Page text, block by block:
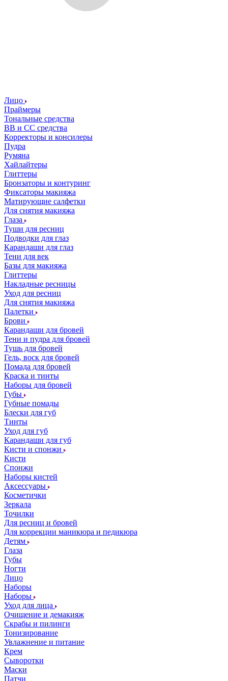
Лицо
Праймеры
Тональные средства
ВВ и СС средства
Корректоры и консилеры
Пудра
Румяна
Хайлайтеры
Глиттеры
Бронзаторы и контуринг
Фиксаторы макияжа
Матирующие салфетки
Для снятия макияжа
Глаза
Туши для ресниц
Подводки для глаз
Карандаши для глаз
Тени для век
Базы для макияжа
Глиттеры
Накладные ресницы
Уход для ресниц
Для снятия макияжа
Палетки
Брови
Карандаши для бровей
Тени и пудра для бровей
Тушь для бровей
Гель, воск для бровей
Помада для бровей
Краска и тинты
Наборы для бровей
Губы
Губные помады
Блески для губ
Тинты
Уход для губ
Карандаши для губ
Кисти и спонжи
Кисти
Спонжи
Наборы кистей
Аксессуары
Косметички
Зеркала
Точилки
Для ресниц и бровей
Для коррекции маникюра и педикюра
Детям
Глаза
Губы
Ногти
Лицо
Наборы
Наборы
Уход для лица
Очищение и демакияж
Скрабы и пилинги
Тонизирование
Увлажнение и питание
Крем
Сыворотки
Маски
Патчи